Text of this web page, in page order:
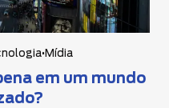
• Mídia
em um mundo